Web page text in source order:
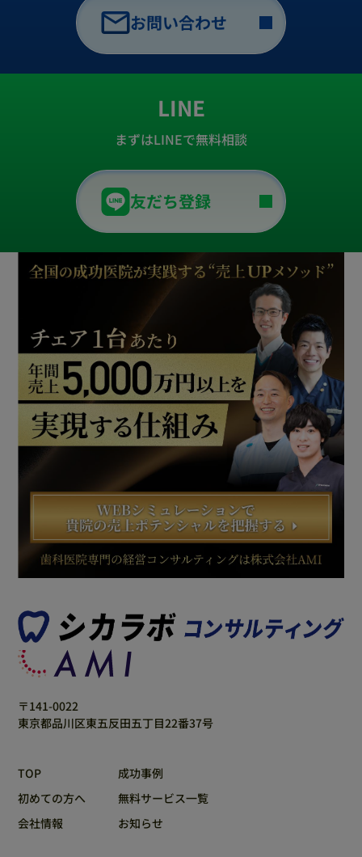
お問い合わせ
LINE
まずはLINEで無料相談
友だち登録
〒141-0022
東京都品川区東五反田五丁目22番37号
TOP
成功事例
初めての方へ
無料サービス一覧
会社情報
お知らせ